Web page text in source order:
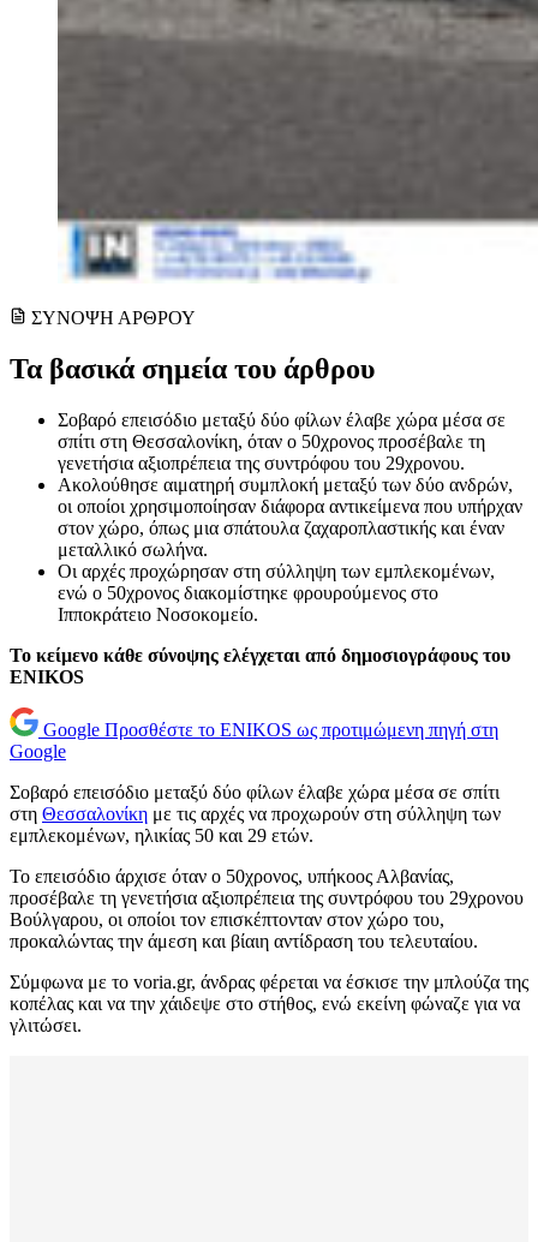
ΣΥΝΟΨΗ ΑΡΘΡΟΥ
Τα βασικά σημεία του άρθρου
Σοβαρό επεισόδιο μεταξύ δύο φίλων έλαβε χώρα μέσα σε
σπίτι στη Θεσσαλονίκη, όταν ο 50χρονος προσέβαλε τη
γενετήσια αξιοπρέπεια της συντρόφου του 29χρονου.
Ακολούθησε αιματηρή συμπλοκή μεταξύ των δύο ανδρών,
οι οποίοι χρησιμοποίησαν διάφορα αντικείμενα που υπήρχαν
στον χώρο, όπως μια σπάτουλα ζαχαροπλαστικής και έναν
μεταλλικό σωλήνα.
Οι αρχές προχώρησαν στη σύλληψη των εμπλεκομένων,
ενώ ο 50χρονος διακομίστηκε φρουρούμενος στο
Ιπποκράτειο Νοσοκομείο.
Το κείμενο κάθε σύνοψης ελέγχεται από δημοσιογράφους του
ENIKOS
Google Προσθέστε το ENIKOS ως προτιμώμενη πηγή στη
Google
Σοβαρό επεισόδιο μεταξύ δύο φίλων έλαβε χώρα μέσα σε σπίτι
στη Θεσσαλονίκη με τις αρχές να προχωρούν στη σύλληψη των
εμπλεκομένων, ηλικίας 50 και 29 ετών.
Το επεισόδιο άρχισε όταν ο 50χρονος, υπήκοος Αλβανίας,
προσέβαλε τη γενετήσια αξιοπρέπεια της συντρόφου του 29χρονου
Βούλγαρου, οι οποίοι τον επισκέπτονταν στον χώρο του,
προκαλώντας την άμεση και βίαιη αντίδραση του τελευταίου.
Σύμφωνα με το voria.gr, άνδρας φέρεται να έσκισε την μπλούζα της
κοπέλας και να την χάιδεψε στο στήθος, ενώ εκείνη φώναζε για να
γλιτώσει.